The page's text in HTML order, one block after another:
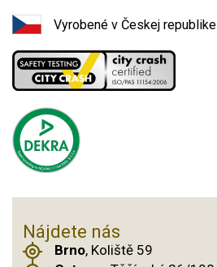
Vyrobené v Českej republike
Nájdete nás
Brno, Koliště 59